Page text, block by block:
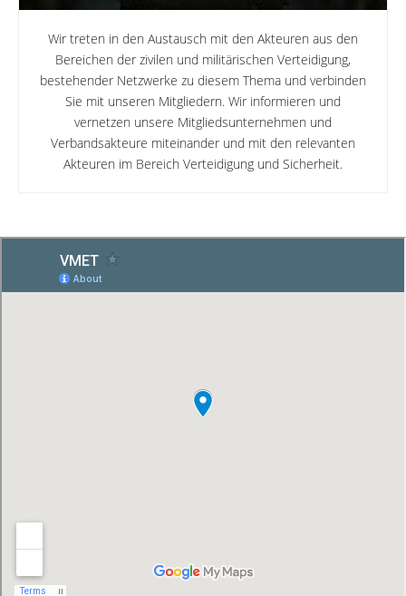
Wir treten in den Austausch mit den Akteuren aus den
Bereichen der zivilen und militärischen Verteidigung,
bestehender Netzwerke zu diesem Thema und verbinden
Sie mit unseren Mitgliedern. Wir informieren und
vernetzen unsere Mitgliedsunternehmen und
Verbandsakteure miteinander und mit den relevanten
Akteuren im Bereich Verteidigung und Sicherheit.